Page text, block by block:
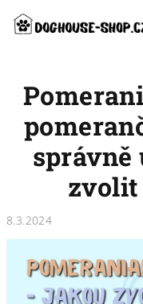
obsah
správně
zvolit
8.3.2024